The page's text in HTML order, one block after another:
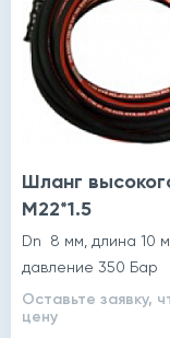
Шланг
M22*1.5
Dn 8 мм, длина 10
давление 350 Бар
Оставьте заявку,
цену